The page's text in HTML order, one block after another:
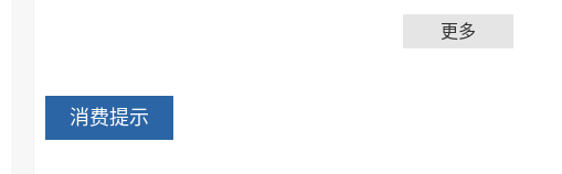
更多
消费提示